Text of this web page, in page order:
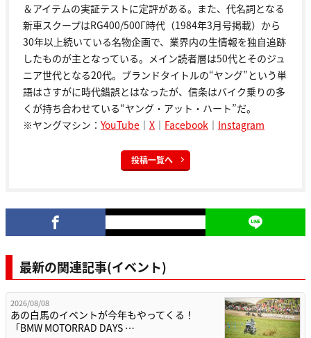
＆アイテムの実証テストに定評がある。また、代名詞となる
新車スクープはRG400/500Γ時代（1984年3月号掲載）から
30年以上続いている名物企画で、業界内の生情報を独自追跡
したものが主となっている。メイン読者層は50代とそのジュ
ニア世代となる20代。ブランドタイトルの“ヤング”という単
語はさすがに時代錯誤とはなったが、信条はバイク乗りの多
くが持ち合わせている“ヤング・アット・ハート”だ。
※ヤングマシン： YouTube ｜ X ｜ Facebook ｜ Instagram
投稿一覧へ
最新の関連記事(イベント)
2026/08/08
あの白馬のイベントが今年もやってくる！
「BMW MOTORRAD DAYS …